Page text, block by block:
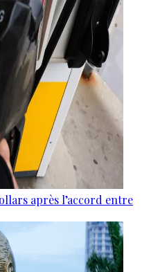
après l’accord entre